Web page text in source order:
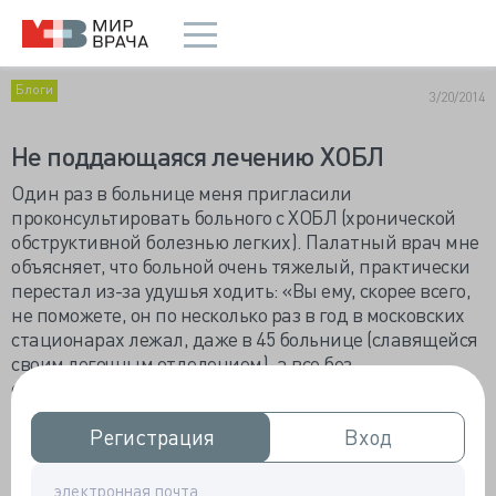
Регистрация
Регистрация Вход
Вход
Блоги 3/20/2014
Не поддающаяся лечению ХОБЛ
Один раз в больнице меня пригласили
проконсультировать больного с ХОБЛ (хронической
обструктивной болезнью легких). Палатный врач мне
объясняет, что больной очень тяжелый, практически
перестал из-за удушья ходить: «Вы ему, скорее всего,
не поможете, он по несколько раз в год в московских
стационарах лежал, даже в 45 больнице (славящейся
своим легочным отделением), а все без
существенного эффекта. Но ему будет приятна
консультация профессора».
А я привык, что меня к больным водят как
эффективное седативное средство. Палатный врач